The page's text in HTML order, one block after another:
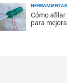
HERRAMIENTAS
Cómo
para